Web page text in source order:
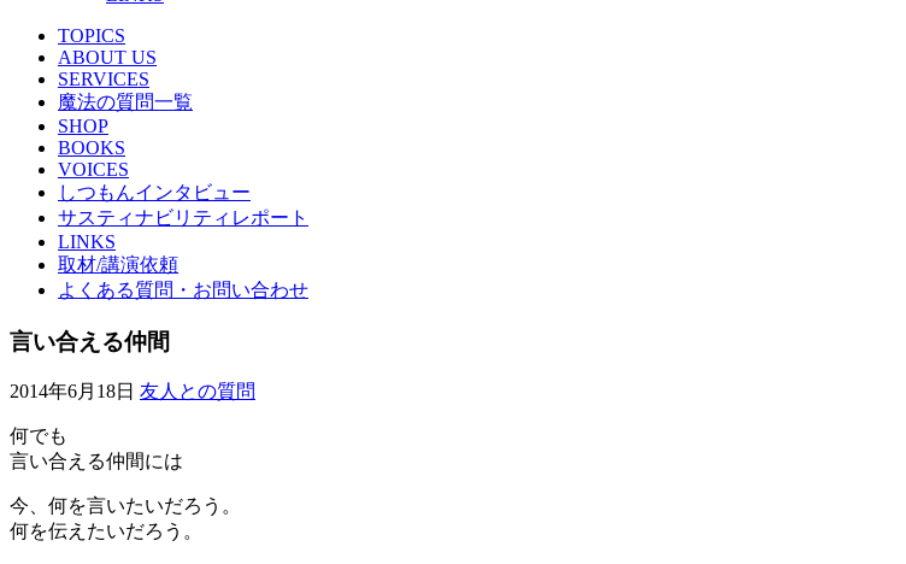
TOPICS
ABOUT US
SERVICES
魔法の質問一覧
SHOP
BOOKS
VOICES
しつもんインタビュー
サスティナビリティレポート
LINKS
取材/講演依頼
よくある質問・お問い合わせ
言い合える仲間
2014年6月18日 友人との質問
何でも
言い合える仲間には
今、何を言いたいだろう。
何を伝えたいだろう。